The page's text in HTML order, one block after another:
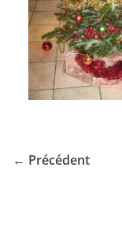
← Précédent